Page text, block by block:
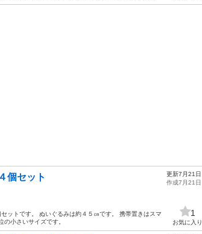
個セット
ットです。 ぬいぐるみは約４５㎝です。 携帯置きはスマ
小さいサイズです。
更新7月21日
作成7月21日
1
お気に入り